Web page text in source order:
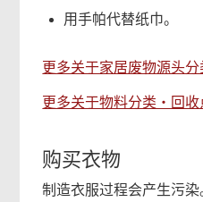
用手帕代替纸巾。
更多关于家居废物源头分
更多关于物料分类‧回收
购买衣物
制造衣服过程会产生污染